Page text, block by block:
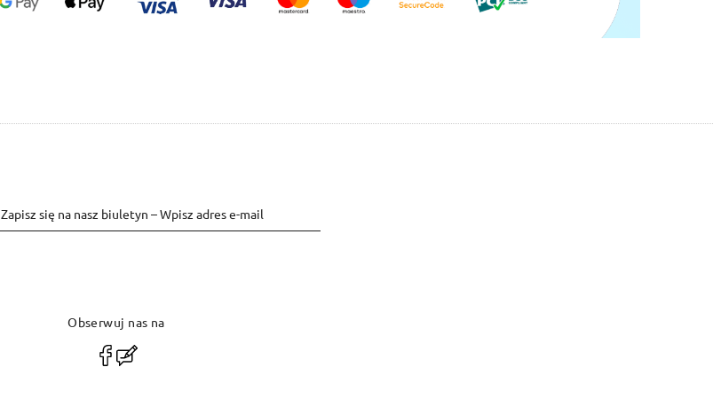
Zapisz się na nasz biuletyn – Wpisz adres e-mail
Obserwuj nas na